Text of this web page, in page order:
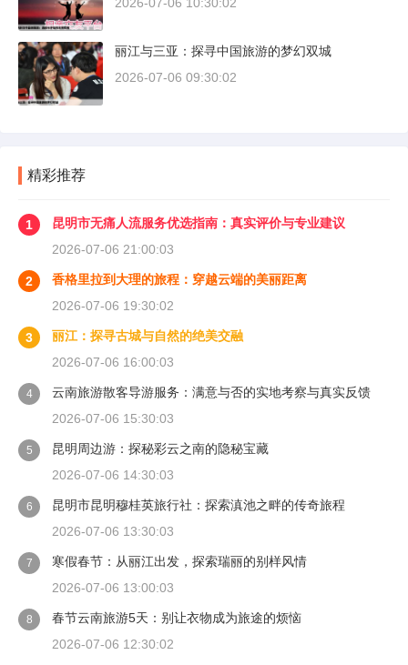
丽江与三亚：探寻中国旅游的梦幻双城
2026-07-06 09:30:02
精彩推荐
1
昆明市无痛人流服务优选指南：真实评价与专业建议
2026-07-06 21:00:03
2
香格里拉到大理的旅程：穿越云端的美丽距离
2026-07-06 19:30:02
3
丽江：探寻古城与自然的绝美交融
2026-07-06 16:00:03
4
云南旅游散客导游服务：满意与否的实地考察与真实反馈
2026-07-06 15:30:03
5
昆明周边游：探秘彩云之南的隐秘宝藏
2026-07-06 14:30:03
6
昆明市昆明穆桂英旅行社：探索滇池之畔的传奇旅程
2026-07-06 13:30:03
7
寒假春节：从丽江出发，探索瑞丽的别样风情
2026-07-06 13:00:03
8
春节云南旅游5天：别让衣物成为旅途的烦恼
2026-07-06 12:30:02